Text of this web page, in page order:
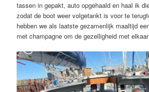
tassen in gepakt, auto opgehaald en haal ik
zodat de boot weer volgetankt is voor te
hebben we als laatste gezamenlijk maaltijd
met champagne om de gezelligheid met